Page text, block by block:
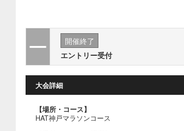
開催終了
エントリー受付
大会詳細
【場所・コース】
HAT神戸マラソンコース